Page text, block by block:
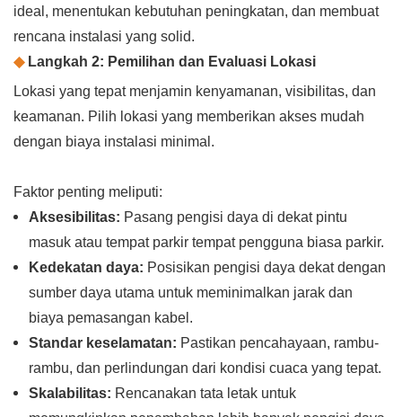
ideal, menentukan kebutuhan peningkatan, dan membuat
rencana instalasi yang solid.
◆Langkah 2: Pemilihan dan Evaluasi Lokasi
Lokasi yang tepat menjamin kenyamanan, visibilitas, dan
keamanan. Pilih lokasi yang memberikan akses mudah
dengan biaya instalasi minimal.
Faktor penting meliputi:
Aksesibilitas: Pasang pengisi daya di dekat pintu
masuk atau tempat parkir tempat pengguna biasa parkir.
Kedekatan daya: Posisikan pengisi daya dekat dengan
sumber daya utama untuk meminimalkan jarak dan
biaya pemasangan kabel.
Standar keselamatan: Pastikan pencahayaan, rambu-
rambu, dan perlindungan dari kondisi cuaca yang tepat.
Skalabilitas: Rencanakan tata letak untuk